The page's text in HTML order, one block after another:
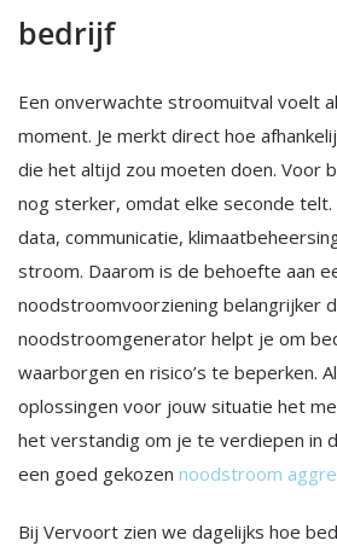
bedrijf
Een onverwachte stroomuitval voelt
moment. Je merkt direct hoe
die het altijd zou moeten doen. Voor
nog sterker, omdat elke seconde telt.
data, communicatie,
stroom. Daarom is de behoefte aan
noodstroomvoorziening belangrijker
noodstroomgenerator helpt je om
waarborgen en risico’s te beperken.
oplossingen voor jouw situatie het
het verstandig om je te verdiepen in
een goed gekozen noodstroom
Bij Vervoort zien we dagelijks hoe